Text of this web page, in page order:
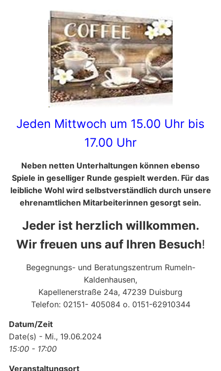
Jeden Mittwoch um 15.00 Uhr bis
17.00 Uhr
Neben netten Unterhaltungen können ebenso
Spiele in geselliger Runde gespielt werden. Für das
leibliche Wohl wird selbstverständlich durch unsere
ehrenamtlichen Mitarbeiterinnen gesorgt sein.
Jeder ist herzlich willkommen.
Wir freuen uns auf Ihren Besuch!
Begegnungs- und Beratungszentrum Rumeln-
Kaldenhausen,
Kapellenerstraße 24a, 47239 Duisburg
Telefon: 02151- 405084 o. 0151-62910344
Datum/Zeit
Date(s) - Mi., 19.06.2024
15:00 - 17:00
Veranstaltungsort